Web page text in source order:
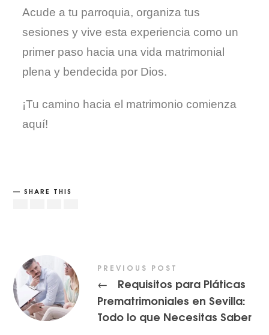
Acude a tu parroquia, organiza tus
sesiones y vive esta experiencia como un
primer paso hacia una vida matrimonial
plena y bendecida por Dios.
¡Tu camino hacia el matrimonio comienza
aquí!
SHARE THIS
PREVIOUS POST
←
Requisitos para Pláticas
Prematrimoniales en Sevilla:
Todo lo que Necesitas Saber